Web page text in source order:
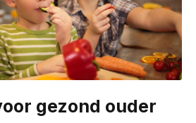
gezond ouder